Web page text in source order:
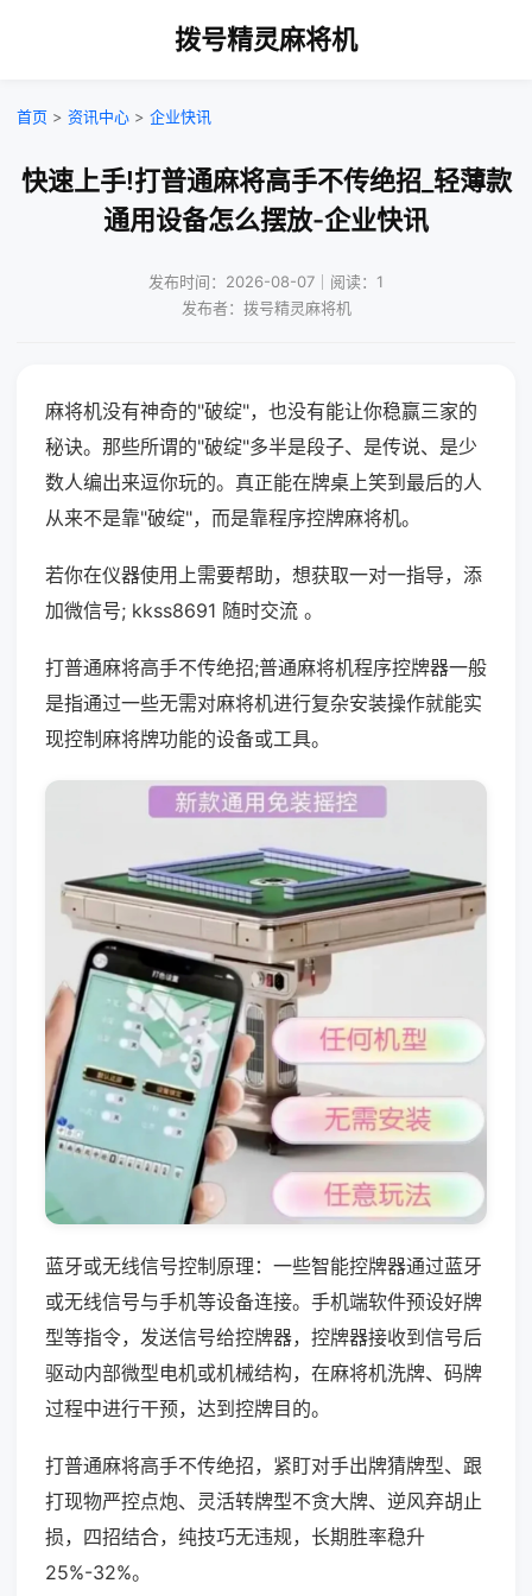
拨号精灵麻将机
首页 > 资讯中心 > 企业快讯
快速上手!打普通麻将高手不传绝招_轻薄款
通用设备怎么摆放-企业快讯
发布时间：2026-08-07｜阅读：1
发布者：拨号精灵麻将机
麻将机没有神奇的"破绽"，也没有能让你稳赢三家的
秘诀。那些所谓的"破绽"多半是段子、是传说、是少
数人编出来逗你玩的。真正能在牌桌上笑到最后的人
从来不是靠"破绽"，而是靠程序控牌麻将机。
若你在仪器使用上需要帮助，想获取一对一指导，添
加微信号; kkss8691 随时交流 。
打普通麻将高手不传绝招;普通麻将机程序控牌器一般
是指通过一些无需对麻将机进行复杂安装操作就能实
现控制麻将牌功能的设备或工具。
蓝牙或无线信号控制原理：一些智能控牌器通过蓝牙
或无线信号与手机等设备连接。手机端软件预设好牌
型等指令，发送信号给控牌器，控牌器接收到信号后
驱动内部微型电机或机械结构，在麻将机洗牌、码牌
过程中进行干预，达到控牌目的。
打普通麻将高手不传绝招，紧盯对手出牌猜牌型、跟
打现物严控点炮、灵活转牌型不贪大牌、逆风弃胡止
损，四招结合，纯技巧无违规，长期胜率稳升
25%-32%。